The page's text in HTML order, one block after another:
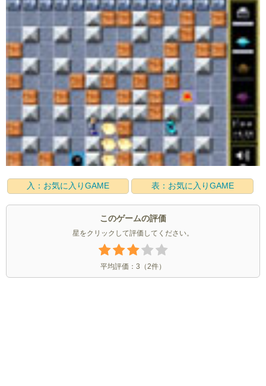
入：お気に入りGAME 表：お気に入りGAME
このゲームの評価
星をクリックして評価してください。
平均評価： 3 （2件）